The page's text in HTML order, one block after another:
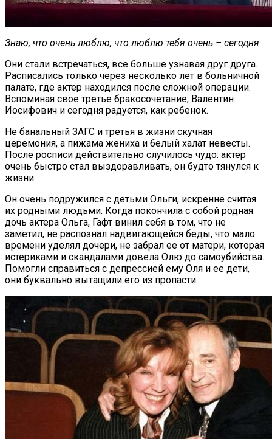
Знаю, что очень люблю, что люблю тебя очень – сегодня…
Они стали встречаться, все больше узнавая друг друга.
Расписались только через несколько лет в больничной
палате, где актер находился после сложной операции.
Вспоминая свое третье бракосочетание, Валентин
Иосифович и сегодня радуется, как ребенок.
Не банальный ЗАГС и третья в жизни скучная
церемония, а пижама жениха и белый халат невесты.
После росписи действительно случилось чудо: актер
очень быстро стал выздоравливать, он будто тянулся к
жизни.
Он очень подружился с детьми Ольги, искренне считая
их родными людьми. Когда покончила с собой родная
дочь актера Ольга, Гафт винил себя в том, что не
заметил, не распознал надвигающейся беды, что мало
времени уделял дочери, не забрал ее от матери, которая
истериками и скандалами довела Олю до самоубийства.
Помогли справиться с депрессией ему Оля и ее дети,
они буквально вытащили его из пропасти.